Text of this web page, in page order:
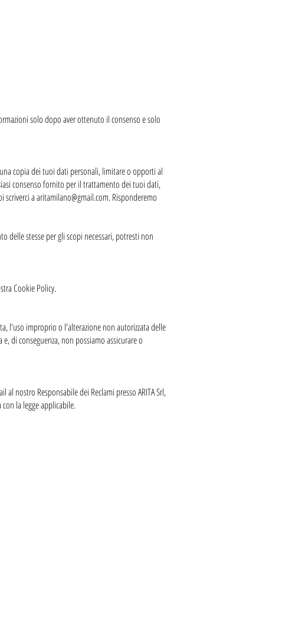
solo dopo aver ottenuto il consenso e solo
copia dei tuoi dati personali, limitare o opporti al
consenso fornito per il trattamento dei tuoi dati,
scriverci aaritamilano@gmail.com. Risponderemo
delle stesse per gli scopi necessari, potresti non
Cookie Policy.
l'uso improprio o l'alterazione non autorizzata delle
di conseguenza, non possiamo assicurare o
nostro Responsabile dei Reclami presso ARITA Srl,
la legge applicabile.